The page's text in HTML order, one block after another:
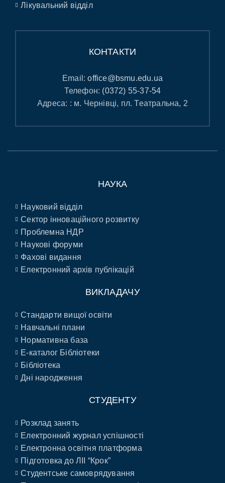
Лікувальний відділ
КОНТАКТИ
Email:office@bsmu.edu.ua
Телефон: (0372) 55-37-54
Адреса: : м. Чернівці, пл. Театральна, 2
НАУКА
Науковий відділ
Сектор інноваційного розвитку
Проблемна НДР
Наукові форуми
Фахові видання
Електронний архів публікацій
ВИКЛАДАЧУ
Стандарти вищої освіти
Навчальні плани
Нормативна база
E-каталог Бібліотеки
Бібліотека
Дні народження
СТУДЕНТУ
Розклад занять
Електронний журнал успішності
Електронна освітня платформа
Підготовка до ЛІІ “Крок”
Студентське самоврядування